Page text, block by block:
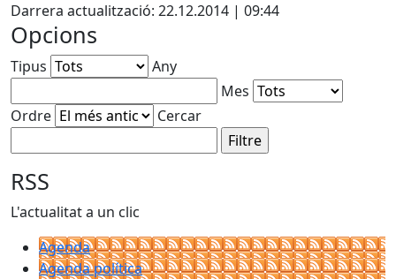
Darrera actualització: 22.12.2014 | 09:44
Opcions
Tipus
Any
Mes
Ordre
Cercar
RSS
L'actualitat a un clic
Agenda
Agenda política